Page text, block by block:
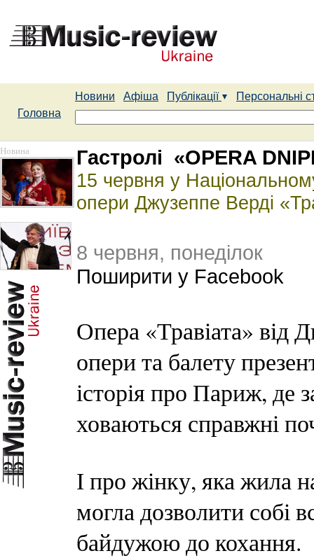
Новини Афіша Публікації
Персональні
Головна
Новина Гастролі «OPERA
15 червня у
опери Джузеппе Верді
8 червня, понеділок
Поширити у Facebook
Опера «Травіата» від
опери та балету
історія про Париж, де
ховаються справжні
І про жінку, яка жила
могла дозволити собі
байдужою до кохання.